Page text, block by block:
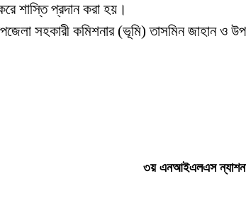
শাস্তি প্রদান করা হয়।
সহকারী কমিশনার (ভূমি) তাসমিন জাহান ও
৩য় এনআইএলএস